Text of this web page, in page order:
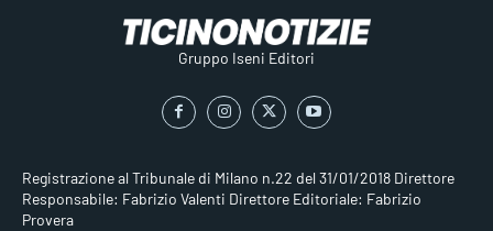
Gruppo Iseni Editori
Registrazione al Tribunale di Milano n.22 del 31/01/2018 Direttore
Responsabile: Fabrizio Valenti Direttore Editoriale: Fabrizio
Provera